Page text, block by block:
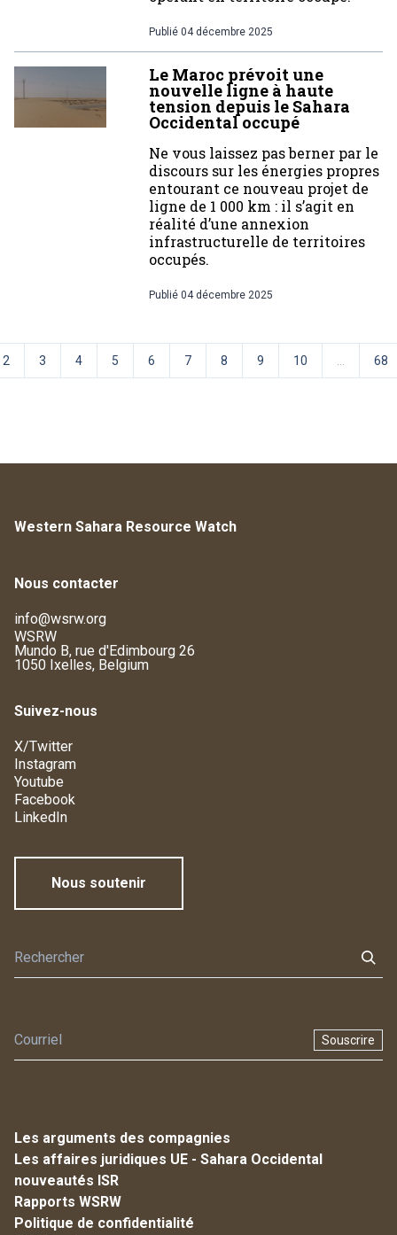
Publié 04 décembre 2025
Le Maroc prévoit une
nouvelle ligne à haute
tension depuis le Sahara
Occidental occupé
Ne vous laissez pas berner par le
discours sur les énergies propres
entourant ce nouveau projet de
ligne de 1 000 km : il s’agit en
réalité d’une annexion
infrastructurelle de territoires
occupés.
Publié 04 décembre 2025
2 3 4 5 6 7 8 9 10 68
Western Sahara Resource Watch
Nous contacter
info@wsrw.org
WSRW
Mundo B, rue d'Edimbourg 26
1050 Ixelles, Belgium
Suivez-nous
X/Twitter
Instagram
Youtube
Facebook
LinkedIn
Nous soutenir
Souscrire
Les arguments des compagnies
Les affaires juridiques UE - Sahara Occidental
nouveautés ISR
Rapports WSRW
Politique de confidentialité